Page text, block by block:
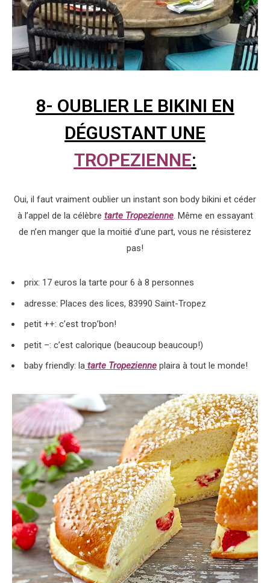
8- OUBLIER LE BIKINI EN
DÉGUSTANT UNE
TROPEZIENNE:
Oui, il faut vraiment oublier un instant son body bikini et céder
à l’appel de la célèbre tarte Tropezienne. Même en essayant
de n’en manger que la moitié d’une part, vous ne résisterez
pas!
prix: 17 euros la tarte pour 6 à 8 personnes
adresse: Places des lices, 83990 Saint-Tropez
petit ++: c’est trop’bon!
petit –: c’est calorique (beaucoup beaucoup!)
baby friendly: la tarte Tropezienne plaira à tout le monde!